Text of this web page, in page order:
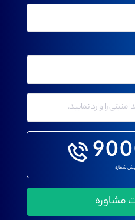
شماره